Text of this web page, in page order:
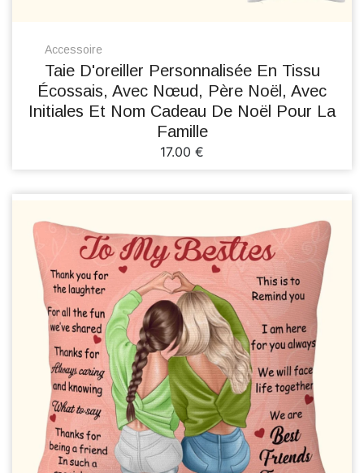
Accessoire
Taie D'oreiller Personnalisée En Tissu
Écossais, Avec Nœud, Père Noël, Avec
Initiales Et Nom Cadeau De Noël Pour La
Famille
17.00 €